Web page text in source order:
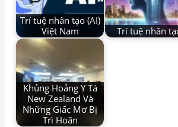
Trí tuệ nhân tạo (AI)
Việt Nam
Trí tuệ nhân
Khủng Hoảng Y Tá
New Zealand Và
Những Giấc Mơ Bị
Trì Hoãn